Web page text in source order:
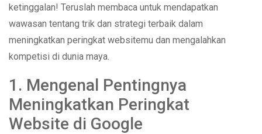
ketinggalan! Teruslah membaca untuk mendapatkan
wawasan tentang trik dan strategi terbaik dalam
meningkatkan peringkat websitemu dan mengalahkan
kompetisi di dunia maya.
1. Mengenal Pentingnya
Meningkatkan Peringkat
Website di Google